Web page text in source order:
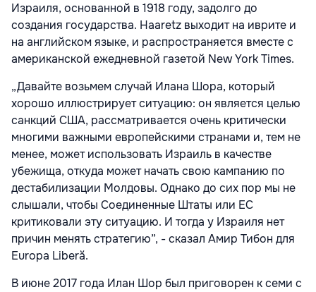
Израиля, основанной в 1918 году, задолго до
создания государства. Haaretz выходит на иврите и
на английском языке, и распространяется вместе с
американской ежедневной газетой New York Times.
„Давайте возьмем случай Илана Шора, который
хорошо иллюстрирует ситуацию: он является целью
санкций США, рассматривается очень критически
многими важными европейскими странами и, тем не
менее, может использовать Израиль в качестве
убежища, откуда может начать свою кампанию по
дестабилизации Молдовы. Однако до сих пор мы не
слышали, чтобы Соединенные Штаты или ЕС
критиковали эту ситуацию. И тогда у Израиля нет
причин менять стратегию”, - сказал Амир Тибон для
Europa Liberă.
В июне 2017 года Илан Шор был приговорен к семи с